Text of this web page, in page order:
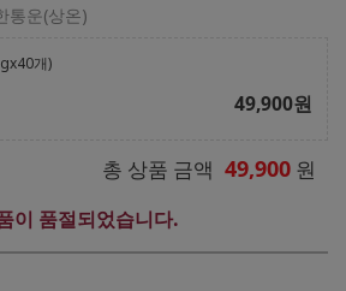
통운(상온)
개)
49,900원
총 상품 금액 49,900 원
이 품절되었습니다.